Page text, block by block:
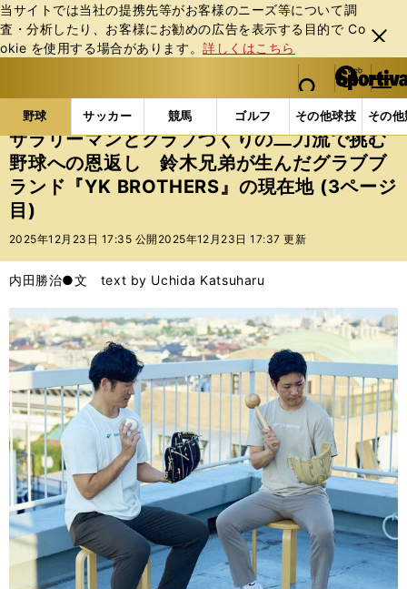
当サイトでは当社の提携先等がお客様のニーズ等について調
査・分析したり、お客様にお勧めの広告を表⽰する⽬的で Co
okie を使⽤する場合があります。詳しくはこちら
閉じ
る
web Sportiva (webスポルティーバ)
検索
マイペ
ー
ジ
メニュ
野球 サッカー 競馬 ゴルフ その他球技 その
b
ス
ポ
ル
テ
ィ
ー
バ
野球の記事一覧 高校野球他 サラリーマンとクラブ
サラリーマンとクラブづくりの二刀流で挑む
野球への恩返し 鈴木兄弟が生んだグラブブ
ランド『YK BROTHERS』の現在地 (3ページ
目)
2025年12月23日 17:35 公開 2025年12月23日 17:37 更新
内田勝治●文 text by Uchida Katsuharu